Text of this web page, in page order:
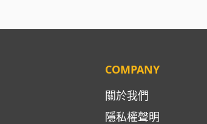
COMPANY
關於我們
隱私權聲明